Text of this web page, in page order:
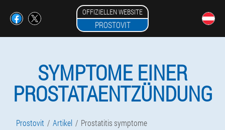
OFFIZIELLEN WEBSITE
PROSTOVIT
SYMPTOME EINER
PROSTATAENTZÜNDUNG
Prostovit Artikel Prostatitis symptome